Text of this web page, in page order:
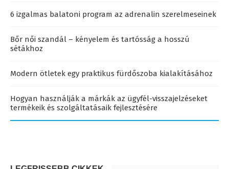
6 izgalmas balatoni program az adrenalin szerelmeseinek
Bőr női szandál – kényelem és tartósság a hosszú
sétákhoz
Modern ötletek egy praktikus fürdőszoba kialakításához
Hogyan használják a márkák az ügyfél-visszajelzéseket
termékeik és szolgáltatásaik fejlesztésére